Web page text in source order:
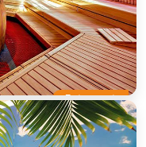
Entspannt